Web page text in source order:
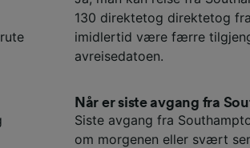
130 direktetog direktetog
imidlertid være færre
avreisedatoen.
Når er siste avgang fra
Siste avgang fra
om morgenen eller svært